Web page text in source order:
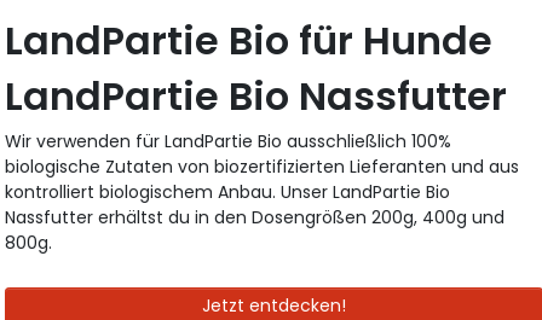
LandPartie Bio für Hunde
LandPartie Bio Nassfutter
Wir verwenden für LandPartie Bio ausschließlich 100%
biologische Zutaten von biozertifizierten Lieferanten und aus
kontrolliert biologischem Anbau. Unser LandPartie Bio
Nassfutter erhältst du in den Dosengrößen 200g, 400g und
800g.
Jetzt entdecken!